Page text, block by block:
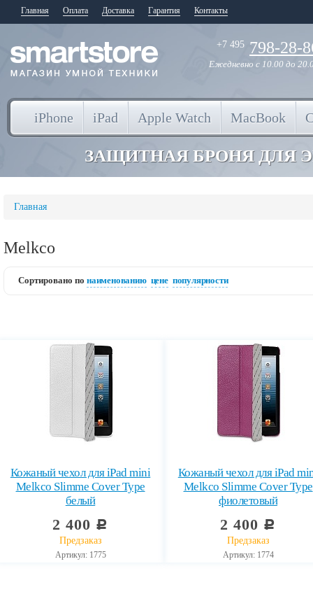
Главная Оплата Доставка Гарантия Контакты
+7 495 798-28-
Ежедневно с 10.00 до
iPhone iPad Apple Watch MacBook
ЗАЩИТНАЯ БРОНЯ ДЛЯ
Главная
Melkco
Сортировано по наименованию цене популярности
Кожаный чехол для iPad mini
Melkco Slimme Cover Type
белый
2 400 c
Предзаказ
Артикул: 1775
Кожаный чехол для iPad
Melkco Slimme Cover Type
фиолетовый
2 400 c
Предзаказ
Артикул: 1774